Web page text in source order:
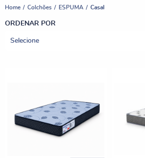
Home Colchões ESPUMA Casal
ORDENAR POR
Selecione